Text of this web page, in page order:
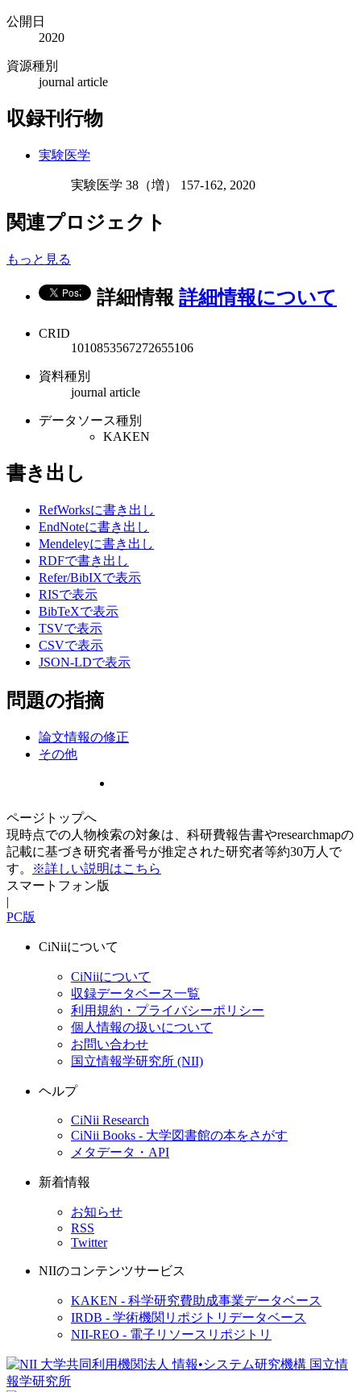
公開日
2020
資源種別
journal article
収録刊行物
実験医学
実験医学 38（増） 157-162, 2020
関連プロジェクト
もっと見る
詳細情報 詳細情報について
CRID
1010853567272655106
資料種別
journal article
データソース種別
KAKEN
書き出し
RefWorksに書き出し
EndNoteに書き出し
Mendeleyに書き出し
RDFで書き出し
Refer/BibIXで表示
RISで表示
BibTeXで表示
TSVで表示
CSVで表示
JSON-LDで表示
問題の指摘
論文情報の修正
その他
ページトップへ
現時点での人物検索の対象は、科研費報告書やresearchmapの
記載に基づき研究者番号が推定された研究者等約30万人で
す。
※詳しい説明はこちら
スマートフォン版
|
PC版
CiNiiについて
CiNiiについて
収録データベース一覧
利用規約・プライバシーポリシー
個人情報の扱いについて
お問い合わせ
国立情報学研究所 (NII)
ヘルプ
CiNii Research
CiNii Books - 大学図書館の本をさがす
メタデータ・API
新着情報
お知らせ
RSS
Twitter
NIIのコンテンツサービス
KAKEN - 科学研究費助成事業データベース
IRDB - 学術機関リポジトリデータベース
NII-REO - 電子リソースリポジトリ